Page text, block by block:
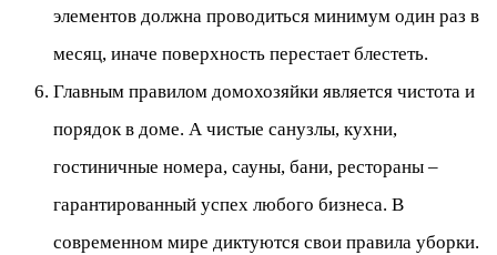
элементов должна проводиться минимум один раз в
месяц, иначе поверхность перестает блестеть.
Главным правилом домохозяйки является чистота и
порядок в доме. А чистые санузлы, кухни,
гостиничные номера, сауны, бани, рестораны –
гарантированный успех любого бизнеса. В
современном мире диктуются свои правила уборки.